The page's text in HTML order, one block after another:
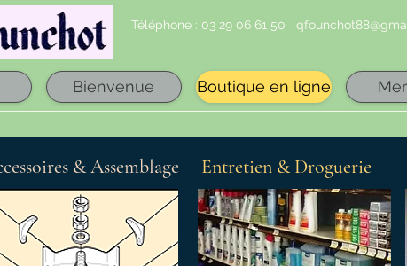
Bienvenue Boutique en ligne
Téléphone : 03 29 06 61 50
& Assemblage Entretien & Droguerie